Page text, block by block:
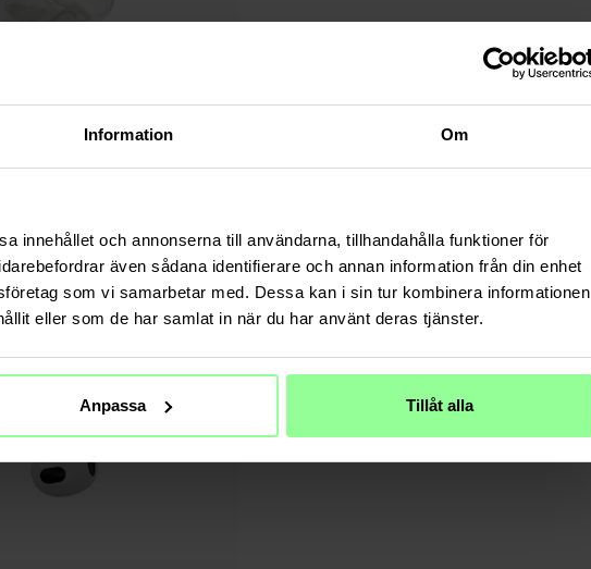
Information Om
innehållet och annonserna till användarna, tillhandahålla funktioner för
även sådana identifierare och annan information från din enhet
som vi samarbetar med. Dessa kan i sin tur kombinera informationen
eller som de har samlat in när du har använt deras tjänster.
Anpassa Tillåt alla